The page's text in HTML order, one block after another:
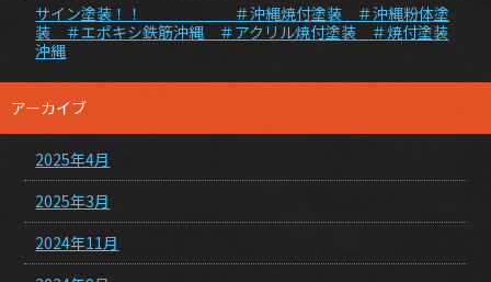
サイン塗装！！ ＃沖縄焼付塗装 ＃沖縄粉体塗
装 ＃エポキシ鉄筋沖縄 ＃アクリル焼付塗装 ＃焼付塗装
沖縄
アーカイブ
2025年4月
2025年3月
2024年11月